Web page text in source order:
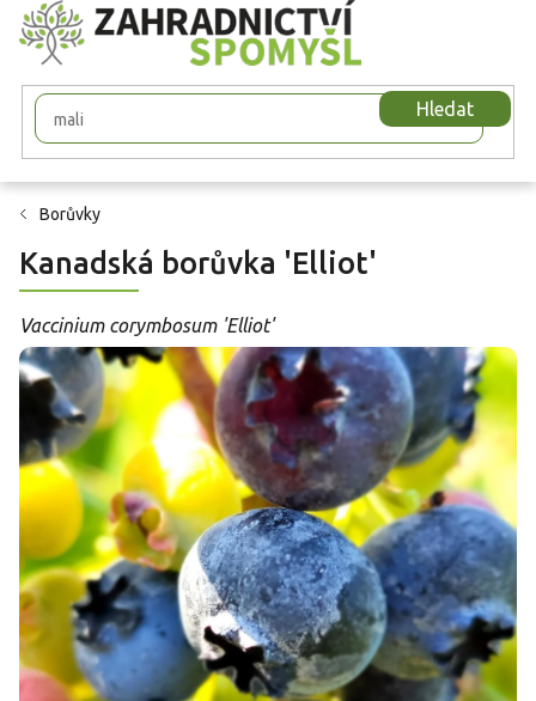
Přejít
na
obsah
Hledat
Borůvky
Kanadská borůvka 'Elliot'
Vaccinium corymbosum 'Elliot'